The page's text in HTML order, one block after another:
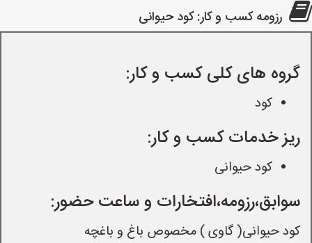
رزومه کسب و کار: کود حیوانی
گروه های کلی کسب و کار:
کود
ریز خدمات کسب و کار:
کود حیوانی
سوابق،رزومه،افتخارات و ساعت حضور:
کود حیوانی( گاوی ) مخصوص باغ و باغچه